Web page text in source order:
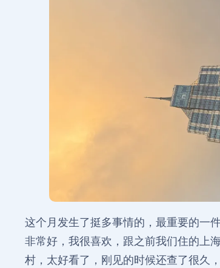
这个月发生了挺多事情的，最重要的一
非常好，我很喜欢，跟之前我们住的上
村，太好看了，刚见的时候还查了很久